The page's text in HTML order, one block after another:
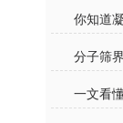
你知道